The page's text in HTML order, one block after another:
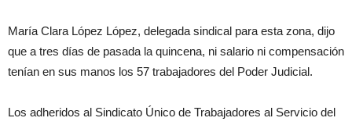
María Clara López López, delegada sindical para esta zona, dijo
que a tres días de pasada la quincena, ni salario ni compensación
tenían en sus manos los 57 trabajadores del Poder Judicial.
Los adheridos al Sindicato Único de Trabajadores al Servicio del